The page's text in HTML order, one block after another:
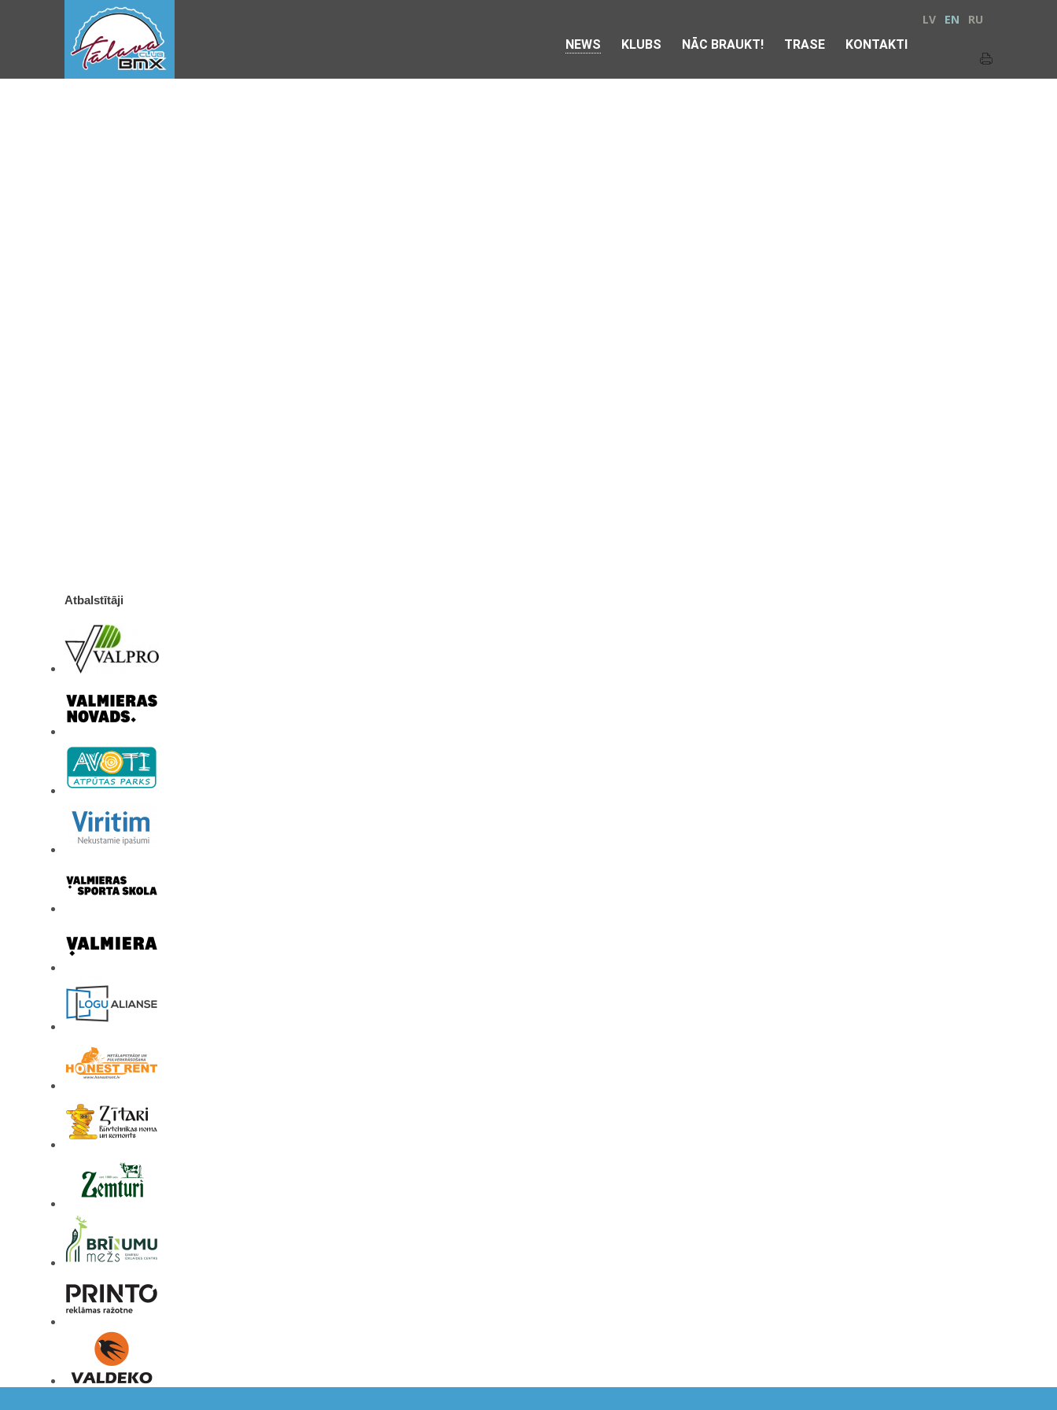
LV EN
RU
NEWS
KLUBS NĀC BRAUKT! TRASE KONTAKTI
HOME>WELCOME!
Atbalstītāji